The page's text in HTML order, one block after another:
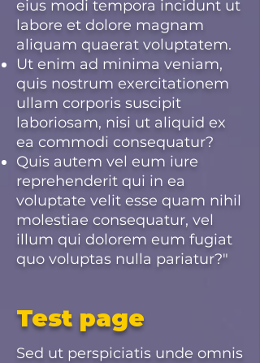
eius modi tempora incidunt ut
labore et dolore magnam
aliquam quaerat voluptatem.
Ut enim ad minima veniam,
quis nostrum exercitationem
ullam corporis suscipit
laboriosam, nisi ut aliquid ex
ea commodi consequatur?
Quis autem vel eum iure
reprehenderit qui in ea
voluptate velit esse quam nihil
molestiae consequatur, vel
illum qui dolorem eum fugiat
quo voluptas nulla pariatur?"
Test page
Sed ut perspiciatis unde omnis